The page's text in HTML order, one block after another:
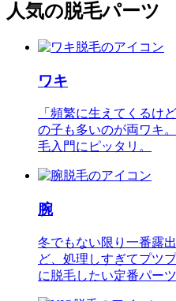
人気の脱毛パーツ
ワキ
「頻繁に生えてくるけ
の子も多いのが両ワキ
毛入門にピッタリ。
腕
冬でもない限り一番露
ど、処理しすぎてプツ
に脱毛したい定番パーツ